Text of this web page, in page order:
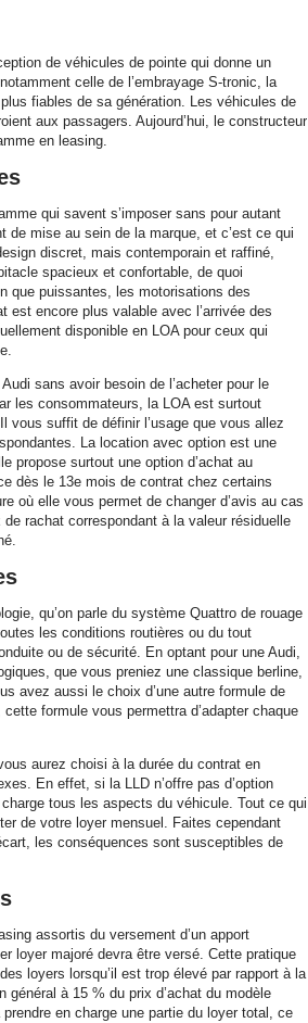
de véhicules de pointe qui donne un
celle de l’embrayage S-tronic, la
fiables de sa génération. Les véhicules de
aux passagers. Aujourd’hui, le constructeur
en leasing.
qui savent s’imposer sans pour autant
de mise au sein de la marque, et c’est ce qui
discret, mais contemporain et raffiné,
spacieux et confortable, de quoi
que puissantes, les motorisations des
encore plus valable avec l’arrivée des
disponible en LOA pour ceux qui
sans avoir besoin de l’acheter pour le
les consommateurs, la LOA est surtout
vous suffit de définir l’usage que vous allez
La location avec option est une
propose surtout une option d’achat au
dès le 13e mois de contrat chez certains
où elle vous permet de changer d’avis au cas
rachat correspondant à la valeur résiduelle
qu’on parle du système Quattro de rouage
les conditions routières ou du tout
ou de sécurité. En optant pour une Audi,
que vous preniez une classique berline,
avez aussi le choix d’une autre formule de
formule vous permettra d’adapter chaque
aurez choisi à la durée du contrat en
En effet, si la LLD n’offre pas d’option
tous les aspects du véhicule. Tout ce qui
de votre loyer mensuel. Faites cependant
les conséquences sont susceptibles de
assortis du versement d’un apport
loyer majoré devra être versé. Cette pratique
loyers lorsqu’il est trop élevé par rapport à la
général à 15 % du prix d’achat du modèle
en charge une partie du loyer total, ce